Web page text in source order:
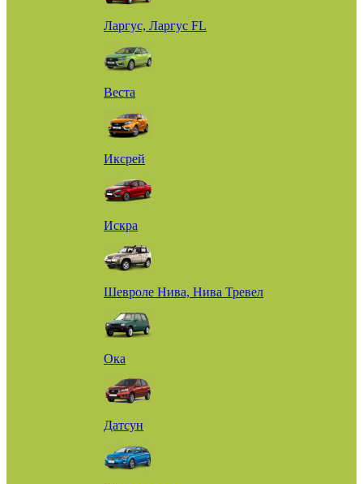
Ларгус, Ларгус FL
Веста
Иксрей
Искра
Шевроле Нива, Нива Тревел
Ока
Датсун